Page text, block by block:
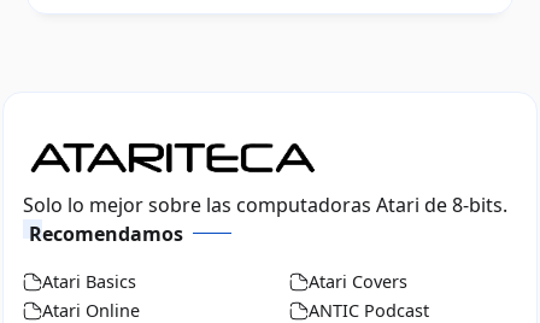
Solo lo mejor sobre las computadoras Atari de 8-bits.
Recomendamos
Atari Basics
Atari Covers
Atari Online
ANTIC Podcast